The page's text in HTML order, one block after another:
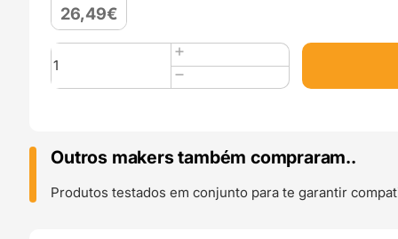
26,49€
Quantidade
de
Impact
White
-
Fiberlogy
Outros makers também compraram..
Produtos testados em conjunto para te garantir